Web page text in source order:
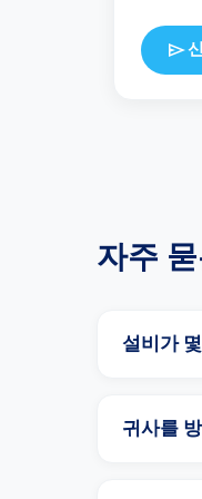
send
자주
설비가
귀사를